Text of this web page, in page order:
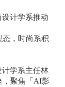
计学系推动
，时尚系积
计学系主任林
，聚焦「AI影